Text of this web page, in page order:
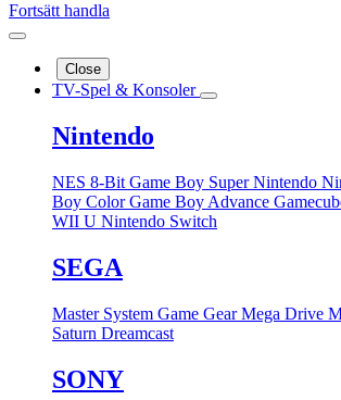
Fortsätt handla
Close
TV-Spel & Konsoler
Nintendo
NES 8-Bit Game Boy Super Nintendo
Boy ColorGame Boy Advance
WII U Nintendo Switch
SEGA
Master System Game GearMega Drive
Saturn Dreamcast
SONY